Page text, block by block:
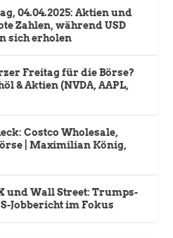
04.04.2025: Aktien und
Zahlen, während USD
sich erholen
Freitag für die Börse?
& Aktien (NVDA, AAPL,
Costco Wholesale,
| Maximilian König,
und Wall Street: Trumps-
Jobbericht im Fokus